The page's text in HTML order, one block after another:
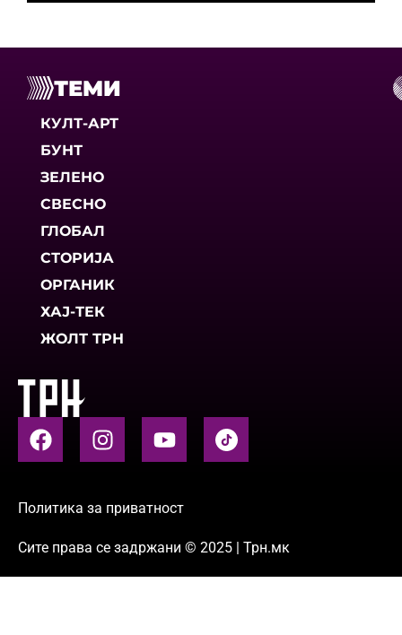
ТЕМИ
КУЛТ-АРТ
БУНТ
ЗЕЛЕНО
СВЕСНО
ГЛОБАЛ
СТОРИЈА
ОРГАНИК
ХАЈ-ТЕК
ЖОЛТ ТРН
Политика за приватност
Сите права се задржани © 2025 | Трн.мк